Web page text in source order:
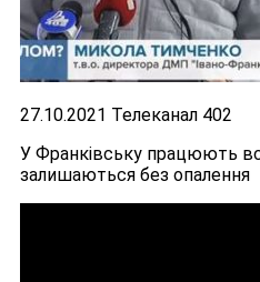
27.10.2021 Телеканал 402
У Франківську працюють
залишаються без опалення